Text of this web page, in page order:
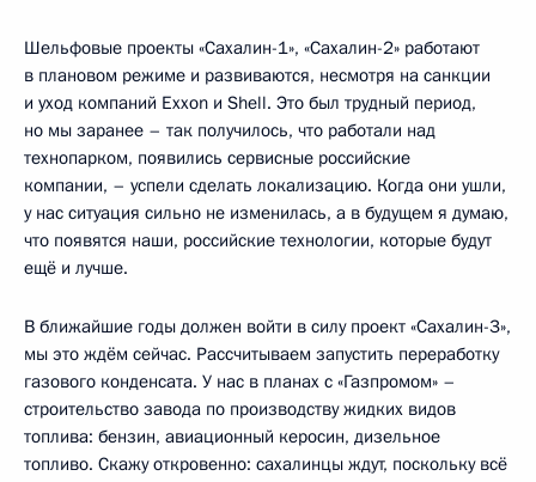
Шельфовые проекты «Сахалин-1», «Сахалин-2» работают
в плановом режиме и развиваются, несмотря на санкции
и уход компаний Exxon и Shell. Это был трудный период,
но мы заранее – так получилось, что работали над
технопарком, появились сервисные российские
компании, – успели сделать локализацию. Когда они ушли,
у нас ситуация сильно не изменилась, а в будущем я думаю,
что появятся наши, российские технологии, которые будут
ещё и лучше.
В ближайшие годы должен войти в силу проект «Сахалин-3»,
мы это ждём сейчас. Рассчитываем запустить переработку
газового конденсата. У нас в планах с «Газпромом» –
строительство завода по производству жидких видов
топлива: бензин, авиационный керосин, дизельное
топливо. Скажу откровенно: сахалинцы ждут, поскольку всё